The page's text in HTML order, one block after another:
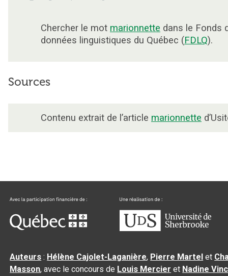
Chercher le mot marionnette dans le Fonds
données linguistiques du Québec (FDLQ).
Sources
Contenu extrait de l’article marionnette
Auteurs : Hélène Cajolet-Laganière, Pierre Martel et
Masson, avec le concours de Louis Mercier et Nadine